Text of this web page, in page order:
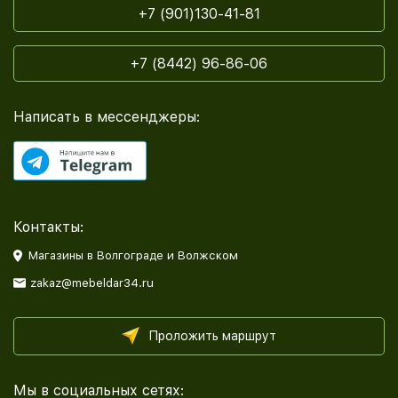
+7 (901)130-41-81
+7 (8442) 96-86-06
Написать в мессенджеры:
Контакты:
Магазины в Волгограде и Волжском
zakaz@mebeldar34.ru
Проложить маршрут
Мы в социальных сетях: